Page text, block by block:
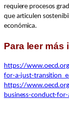
requiere procesos
que articulen
económica.
Para leer más
https://
for-a-just-
https://
business-conduct-